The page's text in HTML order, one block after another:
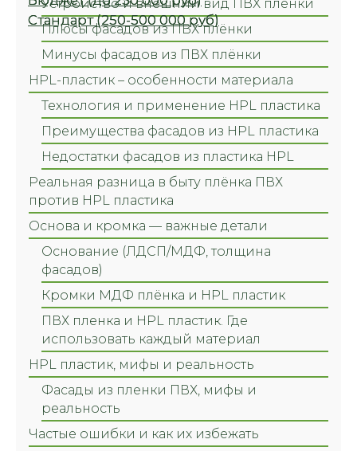
Устройство и внешний вид ПВХ пленки
Плюсы фасадов из ПВХ плёнки
Минусы фасадов из ПВХ плёнки
HPL-пластик – особенности материала
Технология и применение HPL пластика
Преимущества фасадов из HPL пластика
Недостатки фасадов из пластика HPL
Реальная разница в быту плёнка ПВХ
против HPL пластика
Основа и кромка — важные детали
Основание (ЛДСП/МДФ, толщина
фасадов)
Кромки МДФ плёнка и HPL пластик
ПВХ пленка и HPL пластик. Где
использовать каждый материал
HPL пластик, мифы и реальность
Фасады из пленки ПВХ, мифы и
реальность
Частые ошибки и как их избежать